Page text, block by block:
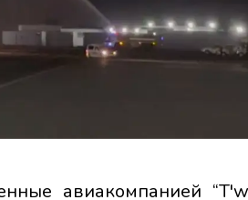
авиакомпанией